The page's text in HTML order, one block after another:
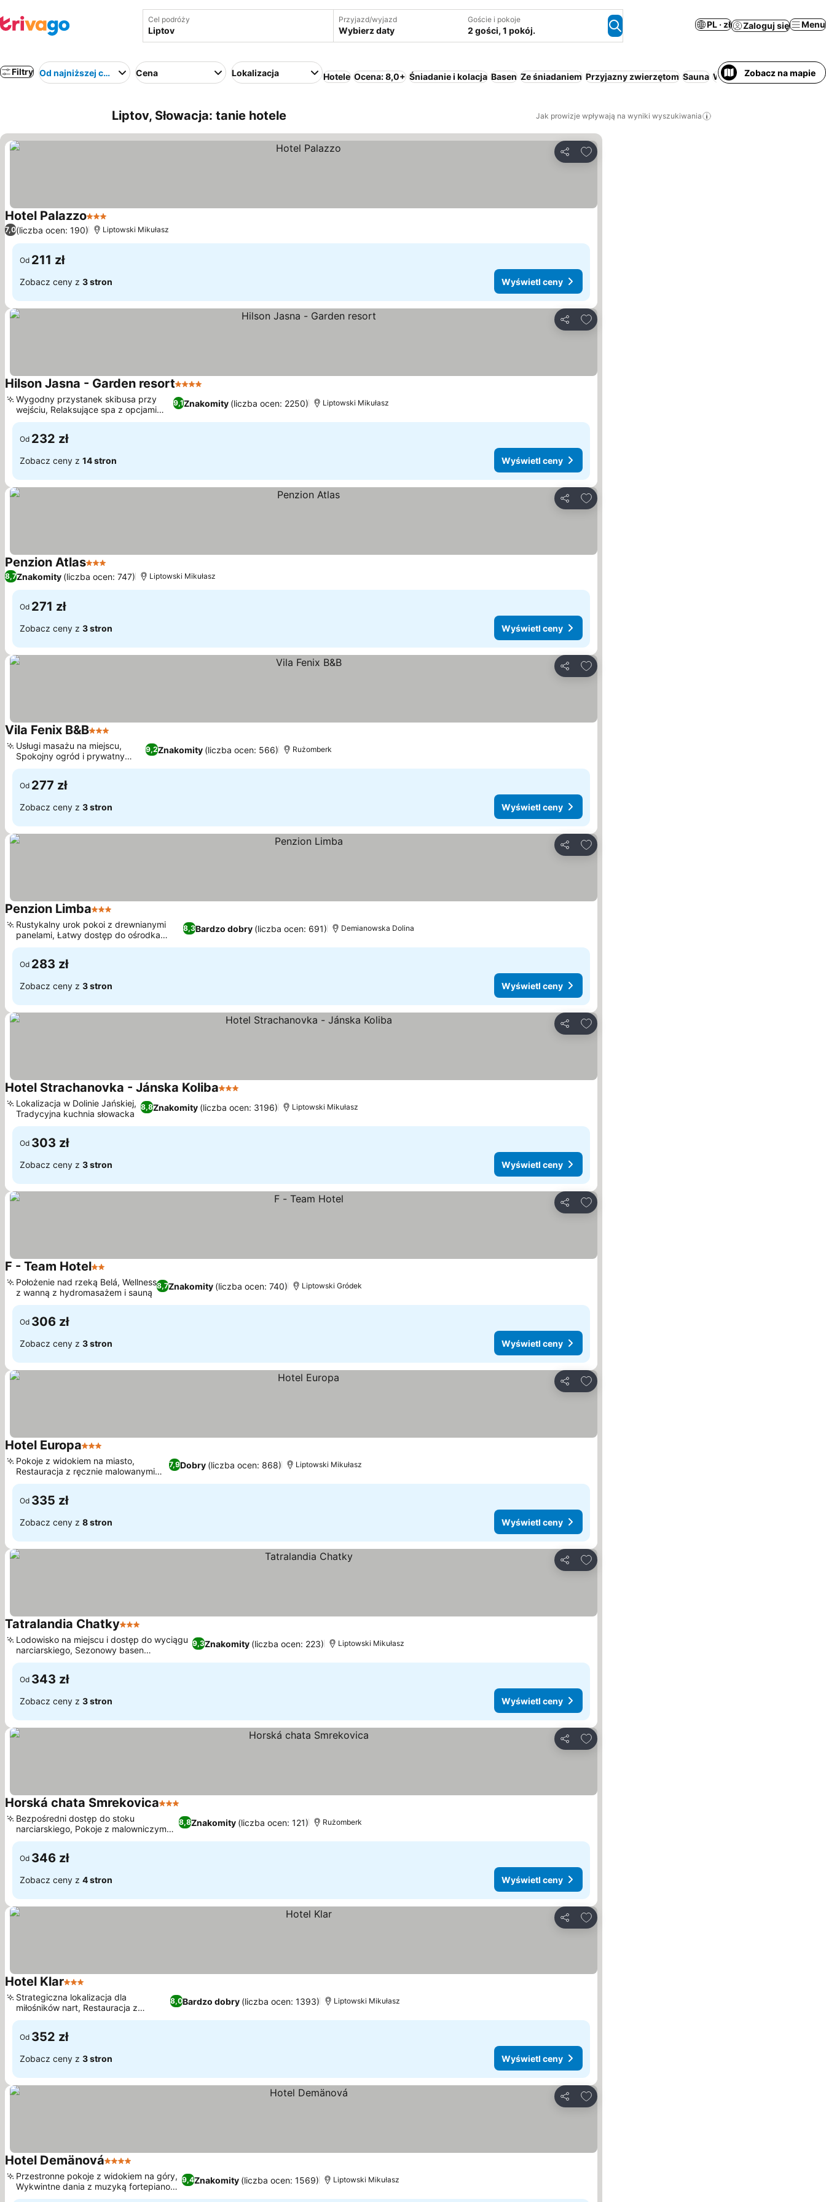
Cel podróży Przyjazd/wyjazd
Wybierz daty
Goście i pokoje
2 gości, 1 pokój.
PL · zł Zaloguj się Menu
Filtry Od najniższej ceny Cena Lokalizacja Hotele Ocena: 8,0+ Śniadanie i kolacja Basen Ze śniadaniem Przyjazny zwierzętom Sauna Wanna z hydromasażem
Zobacz na mapie
Liptov, Słowacja: tanie hotele Jak prowizje wpływają na wyniki wyszukiwania
Udostępnij
Dodaj do ulubionych
Hotel Palazzo3 Kategoria
7,0(liczba ocen: 190) Liptowski Mikułasz
Od 211 zł
Zobacz ceny z 3 stron Wyświetl ceny
Udostępnij
Dodaj do ulubionych
Hilson Jasna - Garden resort4 Kategoria
9,1Znakomity (liczba ocen: 2250)
Wygodny przystanek skibusa przy
wejściu, Relaksujące spa z opcjami
prywatnymi
Liptowski Mikułasz
Od 232 zł
Zobacz ceny z 14 stron Wyświetl ceny
Udostępnij
Dodaj do ulubionych
Penzion Atlas3 Kategoria
8,7Znakomity (liczba ocen: 747) Liptowski Mikułasz
Od 271 zł
Zobacz ceny z 3 stron Wyświetl ceny
Udostępnij
Dodaj do ulubionych
Vila Fenix B&B3 Kategoria
9,2Znakomity (liczba ocen: 566)
Usługi masażu na miejscu,
Spokojny ogród i prywatny
parking
Rużomberk
Od 277 zł
Zobacz ceny z 3 stron Wyświetl ceny
Udostępnij
Dodaj do ulubionych
Penzion Limba3 Kategoria
8,3Bardzo dobry (liczba ocen: 691)
Rustykalny urok pokoi z drewnianymi
panelami, Łatwy dostęp do ośrodka
narciarskiego Jasna
Demianowska Dolina
Od 283 zł
Zobacz ceny z 3 stron Wyświetl ceny
Udostępnij
Dodaj do ulubionych
Hotel Strachanovka - Jánska Koliba3 Kategoria
8,8Znakomity (liczba ocen: 3196)
Lokalizacja w Dolinie Jańskiej,
Tradycyjna kuchnia słowacka
Liptowski Mikułasz
Od 303 zł
Zobacz ceny z 3 stron Wyświetl ceny
Udostępnij
Dodaj do ulubionych
F - Team Hotel2 Kategoria
8,7Znakomity (liczba ocen: 740)
Położenie nad rzeką Belá, Wellness
z wanną z hydromasażem i sauną
Liptowski Gródek
Od 306 zł
Zobacz ceny z 3 stron Wyświetl ceny
Udostępnij
Dodaj do ulubionych
Hotel Europa3 Kategoria
7,9Dobry (liczba ocen: 868)
Pokoje z widokiem na miasto,
Restauracja z ręcznie malowanymi
ścianami
Liptowski Mikułasz
Od 335 zł
Zobacz ceny z 8 stron Wyświetl ceny
Udostępnij
Dodaj do ulubionych
Tatralandia Chatky3 Kategoria
9,3Znakomity (liczba ocen: 223)
Lodowisko na miejscu i dostęp do wyciągu
narciarskiego, Sezonowy basen
zewnętrzny z altanami
Liptowski Mikułasz
Od 343 zł
Zobacz ceny z 3 stron Wyświetl ceny
Udostępnij
Dodaj do ulubionych
Horská chata Smrekovica3 Kategoria
8,8Znakomity (liczba ocen: 121)
Bezpośredni dostęp do stoku
narciarskiego, Pokoje z malowniczym
widokiem na góry
Rużomberk
Od 346 zł
Zobacz ceny z 4 stron Wyświetl ceny
Udostępnij
Dodaj do ulubionych
Hotel Klar3 Kategoria
8,0Bardzo dobry (liczba ocen: 1393)
Strategiczna lokalizacja dla
miłośników nart, Restauracja z
kuchnią międzynarodową
Liptowski Mikułasz
Od 352 zł
Zobacz ceny z 3 stron Wyświetl ceny
Udostępnij
Dodaj do ulubionych
Hotel Demänová4 Kategoria
9,4Znakomity (liczba ocen: 1569)
Przestronne pokoje z widokiem na góry,
Wykwintne dania z muzyką fortepianową
na żywo
Liptowski Mikułasz